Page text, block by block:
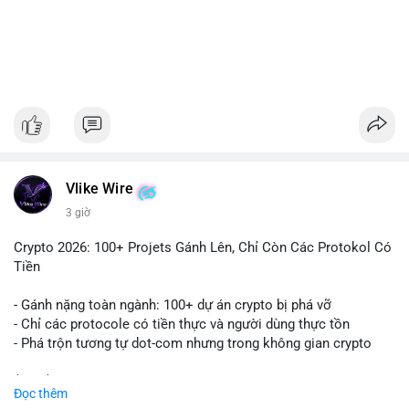
Vlike Wire
3 giờ
Crypto 2026: 100+ Projets Gánh Lên, Chỉ Còn Các Protokol Có
Tiền
- Gánh nặng toàn ngành: 100+ dự án crypto bị phá vỡ
- Chỉ các protocole có tiền thực và người dùng thực tồn
- Phá trộn tương tự dot-com nhưng trong không gian crypto
Đọc thêm